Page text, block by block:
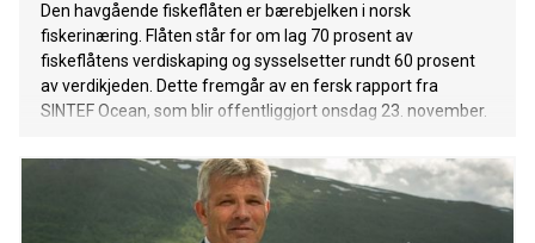
Den havgående fiskeflåten er bærebjelken i norsk
fiskerinæring. Flåten står for om lag 70 prosent av
fiskeflåtens verdiskaping og sysselsetter rundt 60 prosent
av verdikjeden. Dette fremgår av en fersk rapport fra
SINTEF Ocean, som blir offentliggjort onsdag 23. november.